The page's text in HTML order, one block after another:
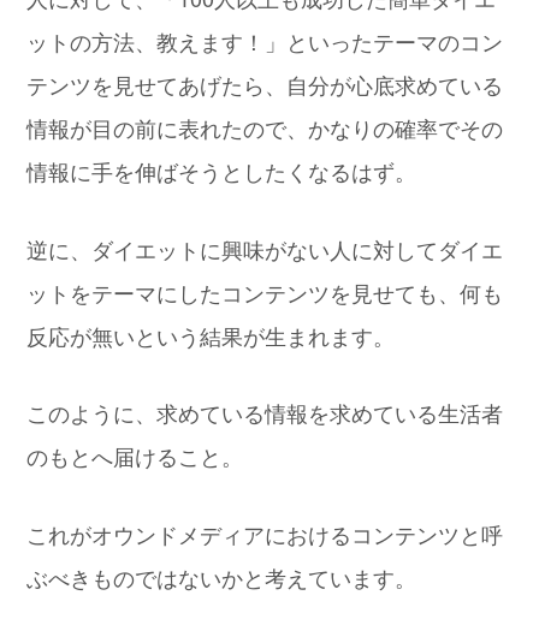
ットの方法、教えます！」といったテーマのコン
テンツを見せてあげたら、自分が心底求めている
情報が目の前に表れたので、かなりの確率でその
情報に手を伸ばそうとしたくなるはず。
逆に、ダイエットに興味がない人に対してダイエ
ットをテーマにしたコンテンツを見せても、何も
反応が無いという結果が生まれます。
このように、求めている情報を求めている生活者
のもとへ届けること。
これがオウンドメディアにおけるコンテンツと呼
ぶべきものではないかと考えています。